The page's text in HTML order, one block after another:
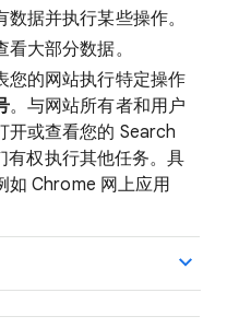
数据并执行某些操作。
大部分数据。
您的网站执行特定操作
。与网站所有者和用户
开或查看您的 Search
有权执行其他任务。具
如 Chrome 网上应用